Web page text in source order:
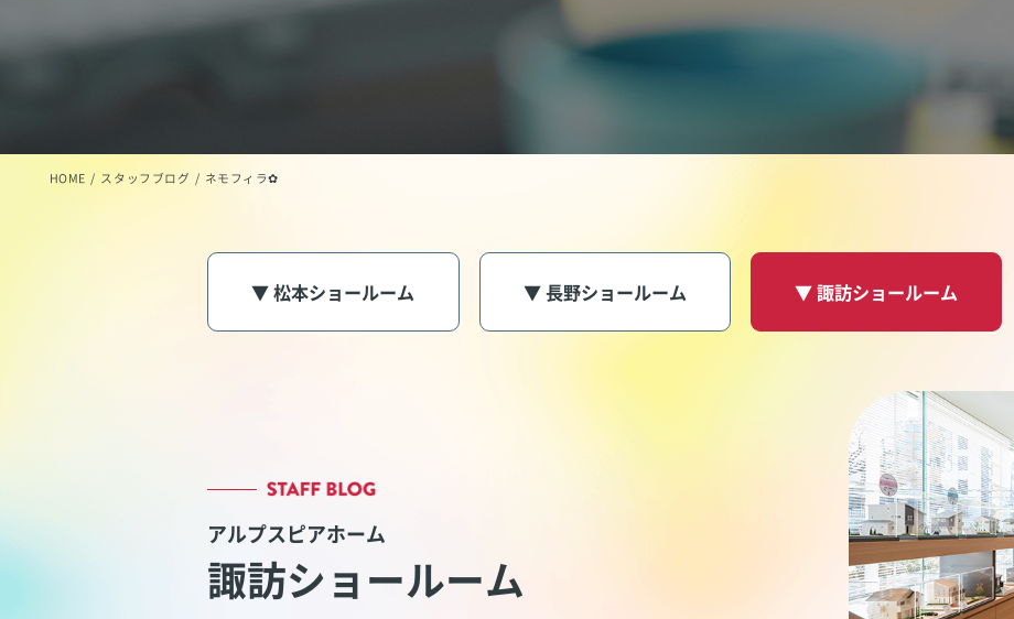
HOME スタッフブログ ネモフィラ✿
▼ 松本ショールーム ▼ 長野ショールーム ▼ 諏訪ショールーム
アルプスピアホーム
諏訪ショールーム